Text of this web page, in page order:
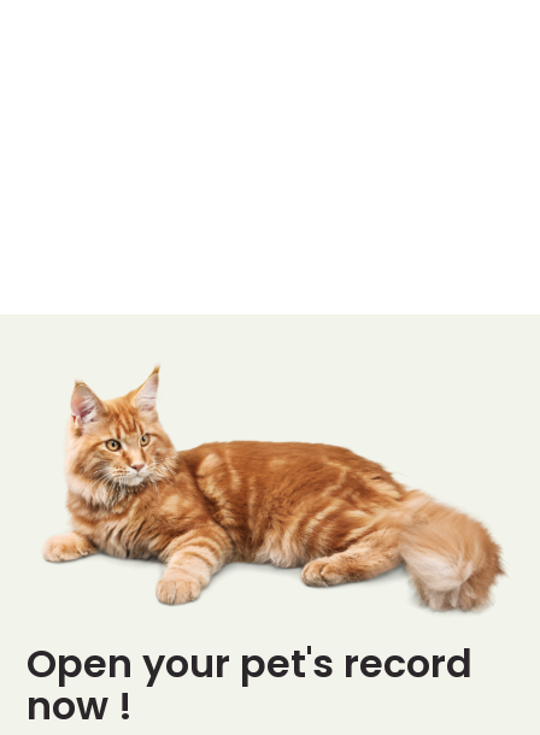
Open your pet's record
now !